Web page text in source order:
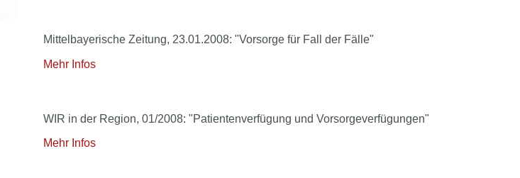
Mittelbayerische Zeitung, 23.01.2008: "Vorsorge für Fall der Fälle"
Mehr Infos
WIR in der Region, 01/2008: "Patientenverfügung und Vorsorgeverfügungen"
Mehr Infos